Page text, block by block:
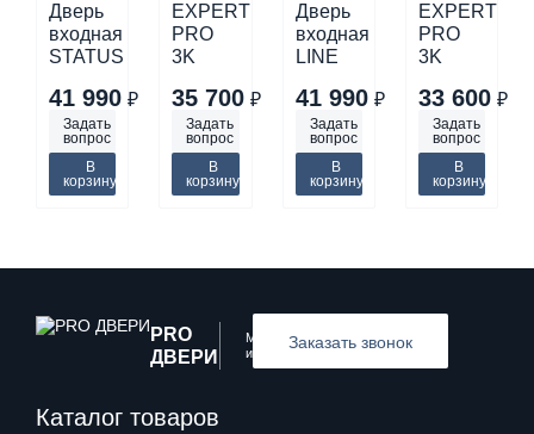
Дверь
входная
STATUS
41 990 ₽
Задать
вопрос
В
корзину
EXPERT
PRO
3K
35 700 ₽
Задать
вопрос
В
корзину
Дверь
входная
LINE
41 990 ₽
Задать
вопрос
В
корзину
EXPERT
PRO
3K
33 600 ₽
Задать
вопрос
В
корзину
PRO
ДВЕРИ
Межкомнатные
и входные двери
Каталог товаров
Заказать звонок